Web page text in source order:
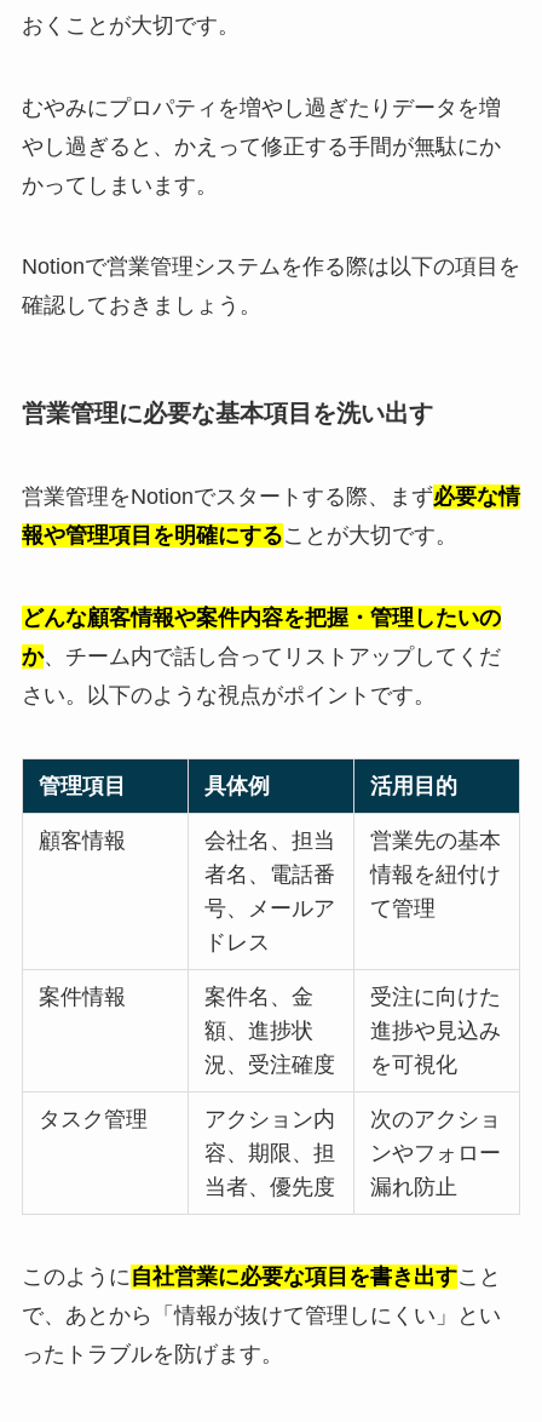
おくことが大切です。
むやみにプロパティを増やし過ぎたりデータを増
やし過ぎると、かえって修正する手間が無駄にか
かってしまいます。
Notionで営業管理システムを作る際は以下の項目を
確認しておきましょう。
営業管理に必要な基本項目を洗い出す
営業管理をNotionでスタートする際、まず必要な情
報や管理項目を明確にすることが大切です。
どんな顧客情報や案件内容を把握・管理したいの
か、チーム内で話し合ってリストアップしてくだ
さい。以下のような視点がポイントです。
管理項目 具体例 活用目的
顧客情報
会社名、担当
者名、電話番
号、メールア
ドレス
営業先の基本
情報を紐付け
て管理
案件情報
案件名、金
額、進捗状
況、受注確度
受注に向けた
進捗や見込み
を可視化
タスク管理
アクション内
容、期限、担
当者、優先度
次のアクショ
ンやフォロー
漏れ防止
このように自社営業に必要な項目を書き出すこと
で、あとから「情報が抜けて管理しにくい」とい
ったトラブルを防げます。